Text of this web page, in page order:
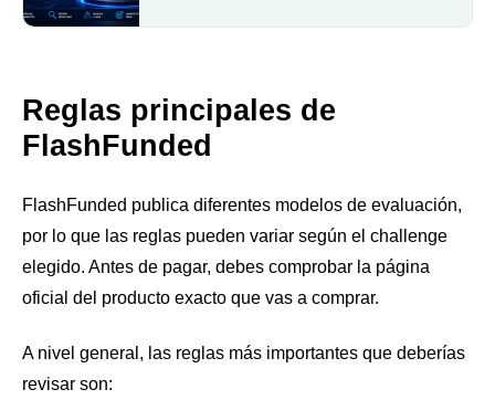
Reglas principales de
FlashFunded
FlashFunded publica diferentes modelos de evaluación,
por lo que las reglas pueden variar según el challenge
elegido. Antes de pagar, debes comprobar la página
oficial del producto exacto que vas a comprar.
A nivel general, las reglas más importantes que deberías
revisar son: